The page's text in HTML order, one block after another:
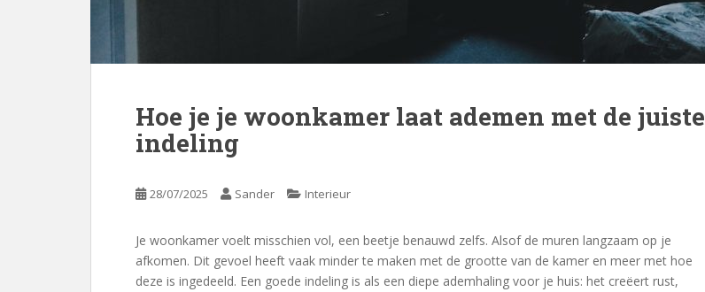
Hoe je je woonkamer laat ademen met de juiste
indeling
28/07/2025 Sander Interieur
Je woonkamer voelt misschien vol, een beetje benauwd zelfs. Alsof de muren langzaam op je
afkomen. Dit gevoel heeft vaak minder te maken met de grootte van de kamer en meer met hoe
deze is ingedeeld. Een goede indeling is als een diepe ademhaling voor je huis: het creëert rust,